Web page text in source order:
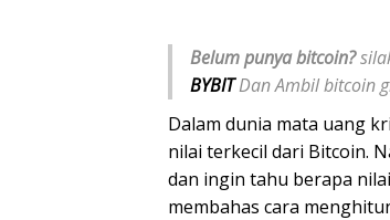
Belum punya bitcoin?
BYBITDan Ambil bitcoin
Dalam dunia mata uang
nilai terkecil dari Bitcoin.
dan ingin tahu berapa
membahas cara